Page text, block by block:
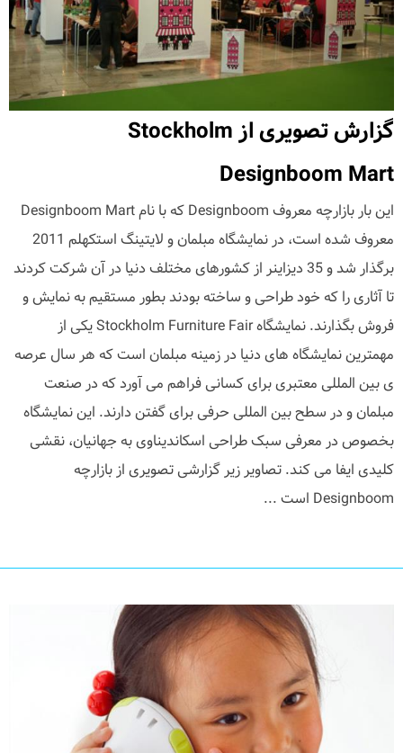
گزارش تصویری از Stockholm
Designboom Mart
این بار بازارچه معروف Designboom که با نام Designboom Mart
معروف شده است، در نمایشگاه مبلمان و لایتینگ استکهلم 2011
برگذار شد و 35 دیزاینر از کشورهای مختلف دنیا در آن شرکت کردند
تا آثاری را که خود طراحی و ساخته بودند بطور مستقیم به نمایش و
فروش بگذارند. نمایشگاه Stockholm Furniture Fair یکی از
مهمترین نمایشگاه های دنیا در زمینه مبلمان است که هر سال عرصه
ی بین المللی معتبری برای کسانی فراهم می آورد که در صنعت
مبلمان و در سطح بین المللی حرفی برای گفتن دارند. این نمایشگاه
بخصوص در معرفی سبک طراحی اسکاندیناوی به جهانیان، نقشی
کلیدی ایفا می کند. تصاویر زیر گزارشی تصویری از بازارچه
Designboom است ...